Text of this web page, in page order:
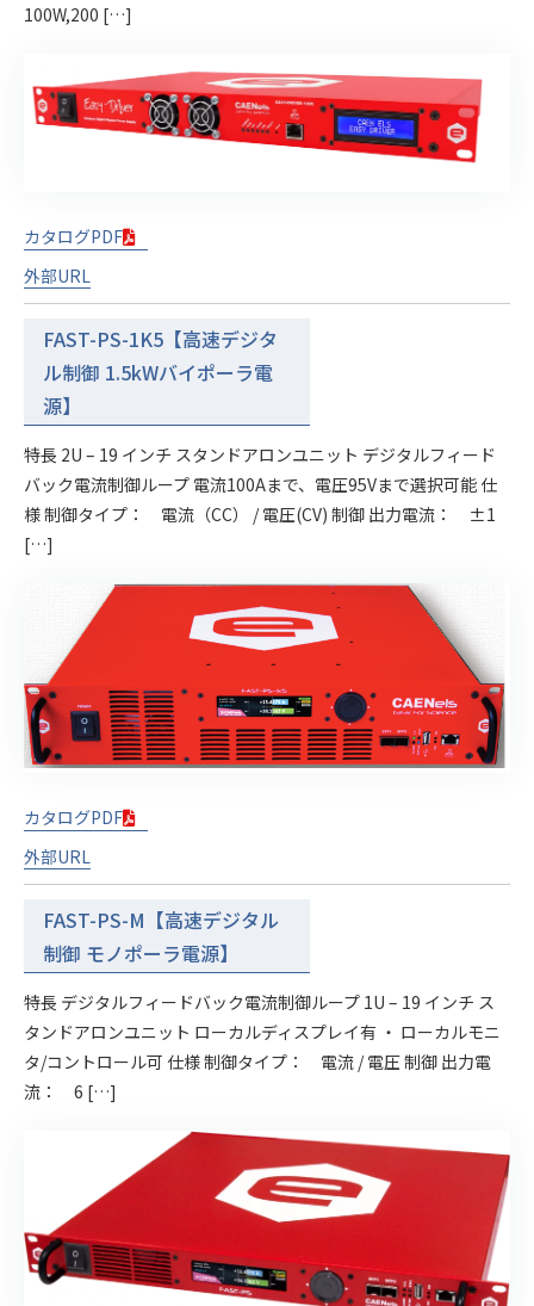
100W,200 […]
カタログPDF
外部URL
FAST-PS-1K5【高速デジタ
ル制御 1.5kWバイポーラ電
源】
特長 2U – 19 インチ スタンドアロンユニット デジタルフィード
バック電流制御ループ 電流100Aまで、電圧95Vまで選択可能 仕
様 制御タイプ： 電流（CC） / 電圧(CV) 制御 出力電流： ±1
[…]
カタログPDF
外部URL
FAST-PS-M【高速デジタル
制御 モノポーラ電源】
特長 デジタルフィードバック電流制御ループ 1U – 19 インチ ス
タンドアロンユニット ローカルディスプレイ有 ・ ローカルモニ
タ/コントロール可 仕様 制御タイプ： 電流 / 電圧 制御 出力電
流： 6 […]